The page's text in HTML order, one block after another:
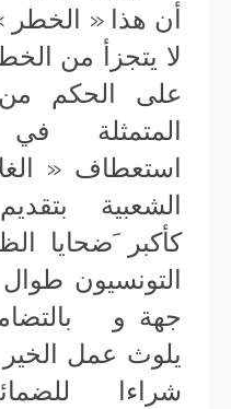
أن هذا « الخطر
لا يتجزأ من
على الحكم
المتمثلة
استعطاف «
الشعبية
كأكبر َضحايا
التونسيون
جهة و
يلوث عمل
شراءا